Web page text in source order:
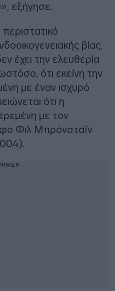
εξήγησε.
βίας,
έχει την ελευθερία
ότι εκείνη την
με έναν ισχυρό
ότι η
με τον
Φιλ Μπρόνσταϊν